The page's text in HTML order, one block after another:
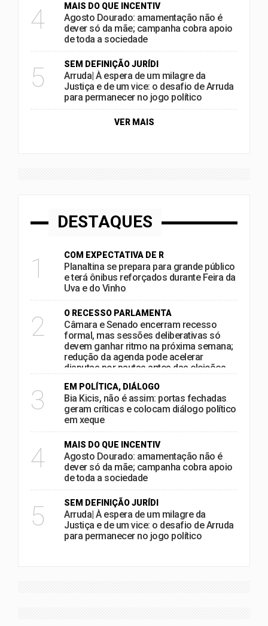
4 MAIS DO QUE INCENTIV
Agosto Dourado: amamentação não é
dever só da mãe; campanha cobra apoio
de toda a sociedade
5 SEM DEFINIÇÃO JURÍDI
Arruda| À espera de um milagre da
Justiça e de um vice: o desafio de Arruda
para permanecer no jogo político
VER MAIS
DESTAQUES
1 COM EXPECTATIVA DE R
Planaltina se prepara para grande público
e terá ônibus reforçados durante Feira da
Uva e do Vinho
2 O RECESSO PARLAMENTA
Câmara e Senado encerram recesso
formal, mas sessões deliberativas só
devem ganhar ritmo na próxima semana;
redução da agenda pode acelerar
disputas por pautas antes das eleições
3 EM POLÍTICA, DIÁLOGO
Bia Kicis, não é assim: portas fechadas
geram críticas e colocam diálogo político
em xeque
4 MAIS DO QUE INCENTIV
Agosto Dourado: amamentação não é
dever só da mãe; campanha cobra apoio
de toda a sociedade
5 SEM DEFINIÇÃO JURÍDI
Arruda| À espera de um milagre da
Justiça e de um vice: o desafio de Arruda
para permanecer no jogo político